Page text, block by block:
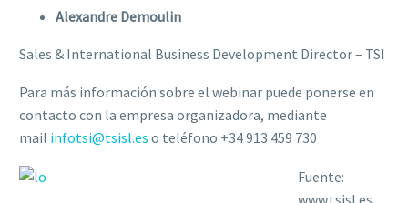
Alexandre Demoulin
Sales & International Business Development Director – TSI
Para más información sobre el webinar puede ponerse en
contacto con la empresa organizadora, mediante
mail infotsi@tsisl.es o teléfono +34 913 459 730
Fuente:
www.tsisl.es